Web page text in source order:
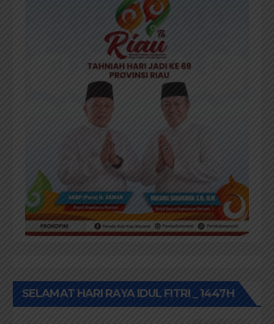
SELAMAT HARI RAYA IDUL FITRI _ 1447H